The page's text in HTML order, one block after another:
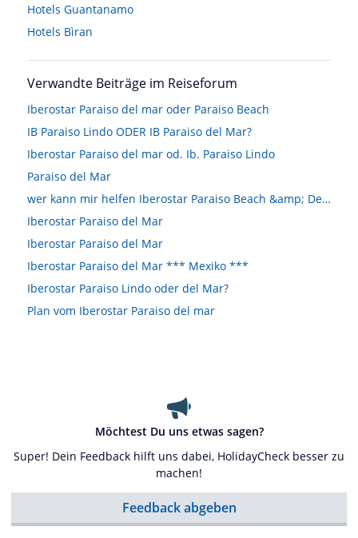
Hotels Guantanamo
Hotels Bìran
Verwandte Beiträge im Reiseforum
Iberostar Paraiso del mar oder Paraiso Beach
IB Paraiso Lindo ODER IB Paraiso del Mar?
Iberostar Paraiso del mar od. Ib. Paraiso Lindo
Paraiso del Mar
wer kann mir helfen Iberostar Paraiso Beach &amp; Del Mar Playa Paraiso
Iberostar Paraiso del Mar
Iberostar Paraiso del Mar
Iberostar Paraiso del Mar *** Mexiko ***
Iberostar Paraiso Lindo oder del Mar?
Plan vom Iberostar Paraiso del mar
Möchtest Du uns etwas sagen?
Super! Dein Feedback hilft uns dabei, HolidayCheck besser zu
machen!
Feedback abgeben